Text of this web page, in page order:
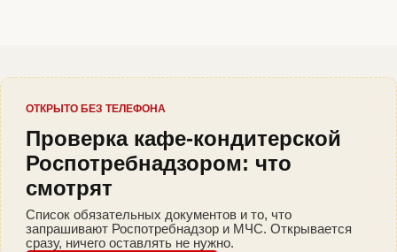
ОТКРЫТО БЕЗ ТЕЛЕФОНА
Проверка кафе-кондитерской
Роспотребнадзором: что
смотрят
Список обязательных документов и то, что
запрашивают Роспотребнадзор и МЧС. Открывается
сразу, ничего оставлять не нужно.